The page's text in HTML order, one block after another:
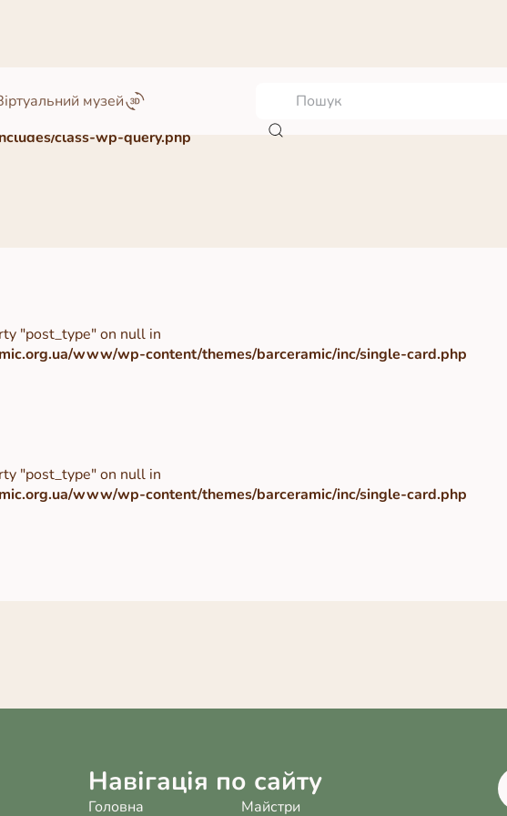
музей
class-wp-query.php
"post_type" on null in
www/wp-content/themes/barceramic/inc/single-card.php
"post_type" on null in
www/wp-content/themes/barceramic/inc/single-card.php
Навігація по сайту
Головна Майстри